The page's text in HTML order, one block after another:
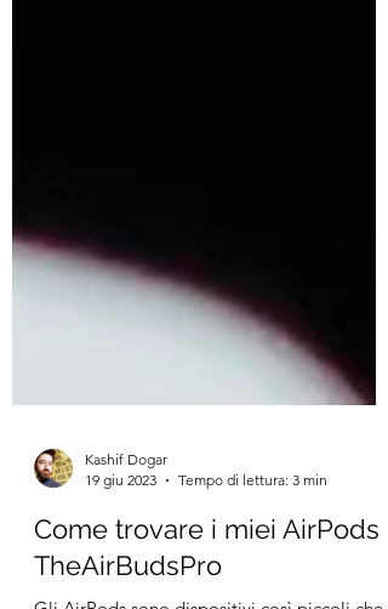
19 giu 2023
Tempo di lettura: 3 min
Come trovare i miei AirPods |